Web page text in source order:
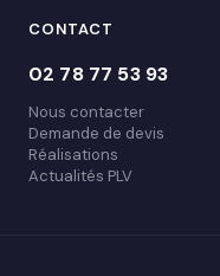
CONTACT
02 78 77 53 93
Nous contacter
Demande de devis
Réalisations
Actualités PLV